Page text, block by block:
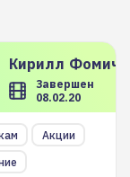
Кирилл
Завершен
08.02.20
Акции